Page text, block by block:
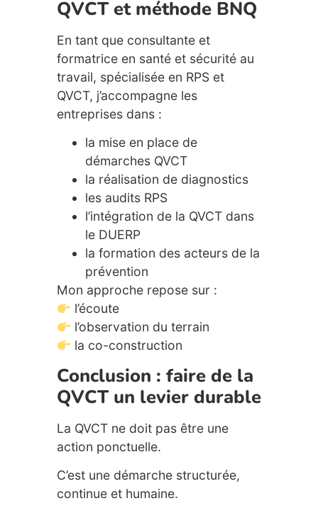
QVCT et méthode BNQ
En tant que consultante et
formatrice en santé et sécurité au
travail, spécialisée en RPS et
QVCT, j’accompagne les
entreprises dans :
la mise en place de
démarches QVCT
la réalisation de diagnostics
les audits RPS
l’intégration de la QVCT dans
le DUERP
la formation des acteurs de la
prévention
Mon approche repose sur :
l’écoute
l’observation du terrain
la co-construction
Conclusion : faire de la
QVCT un levier durable
La QVCT ne doit pas être une
action ponctuelle.
C’est une démarche structurée,
continue et humaine.